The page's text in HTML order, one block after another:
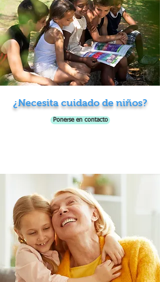
¿Necesita cuidado de niños?
Ponerse en contacto